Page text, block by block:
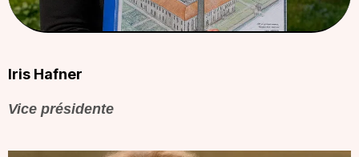
Iris Hafner
Vice présidente